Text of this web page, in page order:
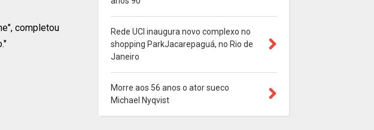
completou
Rede UCI inaugura novo complexo no
shopping ParkJacarepaguá, no Rio de
Janeiro
Morre aos 56 anos o ator sueco
Michael Nyqvist